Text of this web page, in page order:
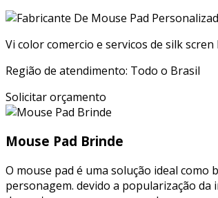
Vi color comercio e servicos de silk scren
Região de atendimento: Todo o Brasil
Solicitar orçamento
Mouse Pad Brinde
O mouse pad é uma solução ideal
personagem. devido a popularização